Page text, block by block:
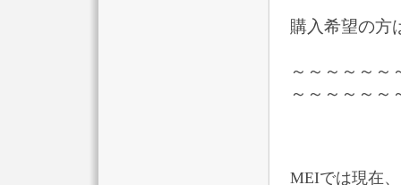
購入希望の方
～～～～～～
～～～～～～
MEIでは現在、